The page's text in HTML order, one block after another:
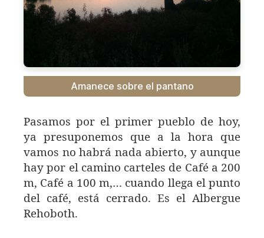
Amanece sobre el pantano
Pasamos por el primer pueblo de hoy,
ya presuponemos que a la hora que
vamos no habrá nada abierto, y aunque
hay por el camino carteles de Café a 200
m, Café a 100 m,… cuando llega el punto
del café, está cerrado. Es el Albergue
Rehoboth.